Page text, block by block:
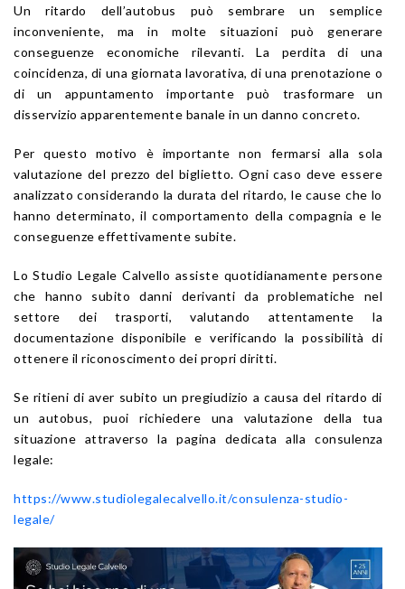
Un ritardo dell’autobus può sembrare un semplice
inconveniente, ma in molte situazioni può generare
conseguenze economiche rilevanti. La perdita di una
coincidenza, di una giornata lavorativa, di una prenotazione o
di un appuntamento importante può trasformare un
disservizio apparentemente banale in un danno concreto.
Per questo motivo è importante non fermarsi alla sola
valutazione del prezzo del biglietto. Ogni caso deve essere
analizzato considerando la durata del ritardo, le cause che lo
hanno determinato, il comportamento della compagnia e le
conseguenze effettivamente subite.
Lo Studio Legale Calvello assiste quotidianamente persone
che hanno subito danni derivanti da problematiche nel
settore dei trasporti, valutando attentamente la
documentazione disponibile e verificando la possibilità di
ottenere il riconoscimento dei propri diritti.
Se ritieni di aver subito un pregiudizio a causa del ritardo di
un autobus, puoi richiedere una valutazione della tua
situazione attraverso la pagina dedicata alla consulenza
legale:
https://www.studiolegalecalvello.it/consulenza-studio-
legale/